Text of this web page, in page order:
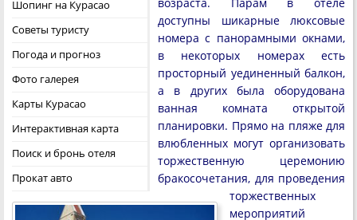
Шопинг на Курасао
Советы туристу
Погода и прогноз
Фото галерея
Карты Курасао
Интерактивная карта
Поиск и бронь отеля
Прокат авто
доступны шикарные люксовые
номера с панорамными окнами,
в некоторых номерах есть
просторный уединенный балкон,
а в других была оборудована
ванная комната открытой
планировки. Прямо на пляже для
влюбленных могут организовать
торжественную церемонию
бракосочетания, для проведения
торжественных
мероприятий